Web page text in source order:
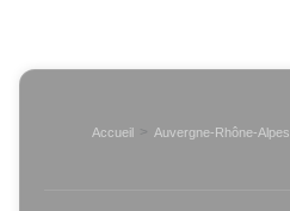
Accueil > Auvergne-Rhône-Alpes